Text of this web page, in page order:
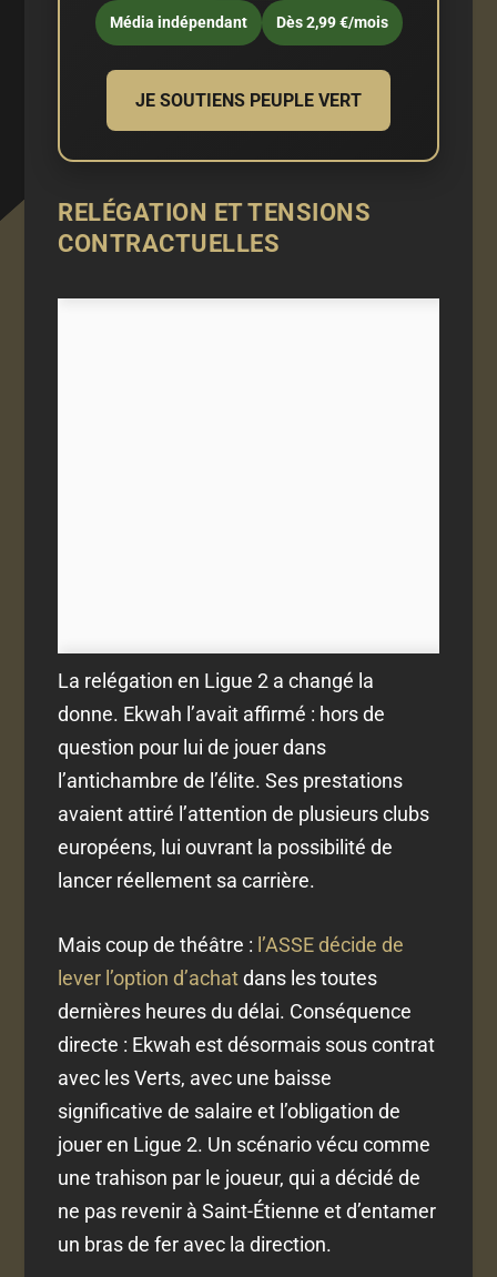
Média indépendant Dès 2,99 €/mois
JE SOUTIENS PEUPLE VERT
RELÉGATION ET TENSIONS
CONTRACTUELLES
La relégation en Ligue 2 a changé la
donne. Ekwah l’avait affirmé : hors de
question pour lui de jouer dans
l’antichambre de l’élite. Ses prestations
avaient attiré l’attention de plusieurs clubs
européens, lui ouvrant la possibilité de
lancer réellement sa carrière.
Mais coup de théâtre : l’ASSE décide de
lever l’option d’achatdans les toutes
dernières heures du délai. Conséquence
directe : Ekwah est désormais sous contrat
avec les Verts, avec une baisse
significative de salaire et l’obligation de
jouer en Ligue 2. Un scénario vécu comme
une trahison par le joueur, qui a décidé de
ne pas revenir à Saint-Étienne et d’entamer
un bras de fer avec la direction.